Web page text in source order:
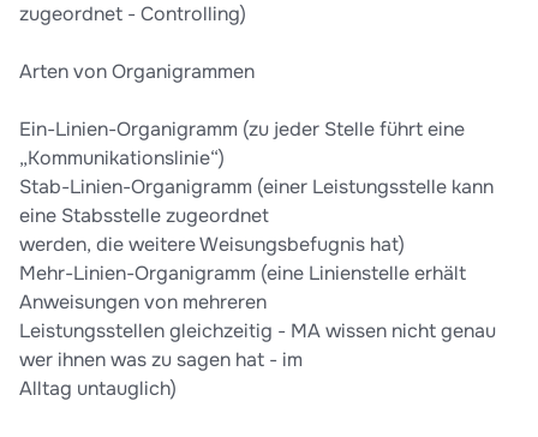
zugeordnet - Controlling)
Arten von Organigrammen
Ein-Linien-Organigramm (zu jeder Stelle führt eine
„Kommunikationslinie“)
Stab-Linien-Organigramm (einer Leistungsstelle kann
eine Stabsstelle zugeordnet
werden, die weitere Weisungsbefugnis hat)
Mehr-Linien-Organigramm (eine Linienstelle erhält
Anweisungen von mehreren
Leistungsstellen gleichzeitig - MA wissen nicht genau
wer ihnen was zu sagen hat - im
Alltag untauglich)